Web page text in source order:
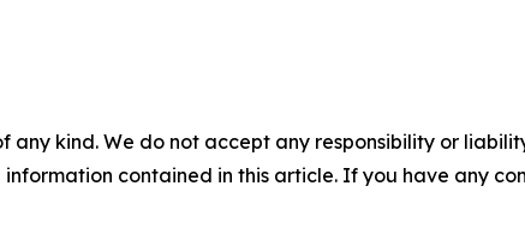
any kind. We do not accept any responsibility or
contained in this article. If you have any